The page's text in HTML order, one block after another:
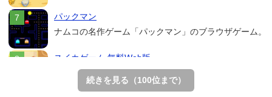
パックマン
ナムコの名作ゲーム「パックマン」のブラウザゲーム。
スイカゲーム 無料Web版
スイカゲームをスクラッチで再現した無料Web版。
続きを見る（100位まで）